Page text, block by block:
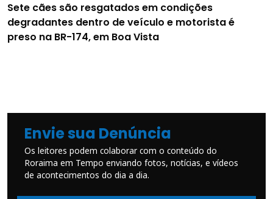
Sete cães são resgatados em condições
degradantes dentro de veículo e motorista é
preso na BR-174, em Boa Vista
Envie sua Denúncia
Os leitores podem colaborar com o conteúdo do
Roraima em Tempo enviando fotos, notícias, e vídeos
de acontecimentos do dia a dia.